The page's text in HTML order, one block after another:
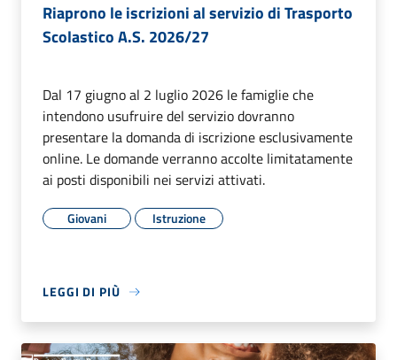
Riaprono le iscrizioni al servizio di Trasporto
Scolastico A.S. 2026/27
Dal 17 giugno al 2 luglio 2026 le famiglie che
intendono usufruire del servizio dovranno
presentare la domanda di iscrizione esclusivamente
online. Le domande verranno accolte limitatamente
ai posti disponibili nei servizi attivati.
Giovani Istruzione
LEGGI DI PIÙ